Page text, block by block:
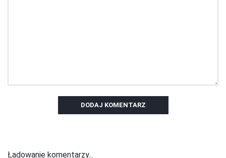
DODAJ KOMENTARZ
Ładowanie komentarzy...